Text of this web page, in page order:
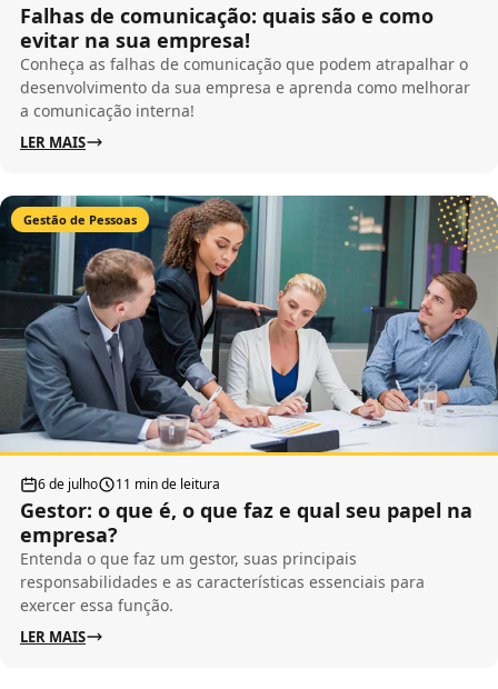
Falhas de comunicação: quais são e como
evitar na sua empresa!
Conheça as falhas de comunicação que podem atrapalhar o
desenvolvimento da sua empresa e aprenda como melhorar
a comunicação interna!
LER MAIS
Gestão de Pessoas
6 de julho 11 min de leitura
Gestor: o que é, o que faz e qual seu papel na
empresa?
Entenda o que faz um gestor, suas principais
responsabilidades e as características essenciais para
exercer essa função.
LER MAIS